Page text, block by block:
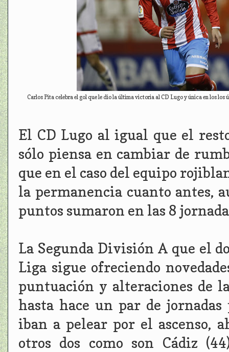
Carlos Pita celebra el gol que le dio la última victoria al CD Lugo y única en los los
El CD Lugo al igual que el
sólo piensa en cambiar de
que en el caso del equipo
la permanencia cuanto antes,
puntos sumaron en las 8
La Segunda División A que el
Liga sigue ofreciendo
puntuación y alteraciones de
hasta hace un par de
iban a pelear por el ascenso,
otros dos como son Cádiz